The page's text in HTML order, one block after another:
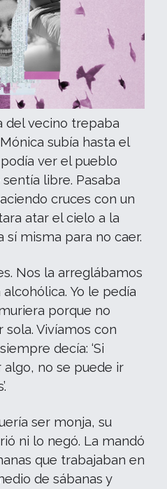
del vecino trepaba
subía hasta el
ver el pueblo
libre. Pasaba
cruces con un
atar el cielo a la
sí misma para no caer.
Nos la arreglábamos
Yo le pedía
porque no
sola. Vivíamos con
decía: ‘Si
no se puede ir
ser monja, su
ni lo negó. La mandó
que trabajaban en
de sábanas y